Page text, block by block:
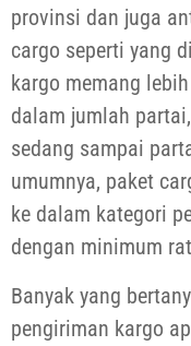
provinsi dan juga
cargo seperti yang
kargo memang
dalam jumlah
sedang sampai
umumnya, paket
ke dalam kategori
dengan minimum
Banyak yang
pengiriman kargo